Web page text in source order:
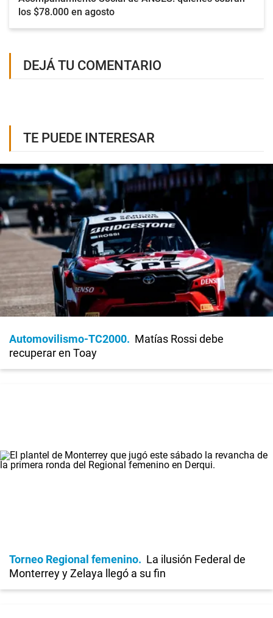
los $78.000 en agosto
DEJÁ TU COMENTARIO
TE PUEDE INTERESAR
Automovilismo-TC2000
Matías Rossi debe
recuperar en Toay
Torneo Regional femenino
La ilusión Federal de
Monterrey y Zelaya llegó a su fin